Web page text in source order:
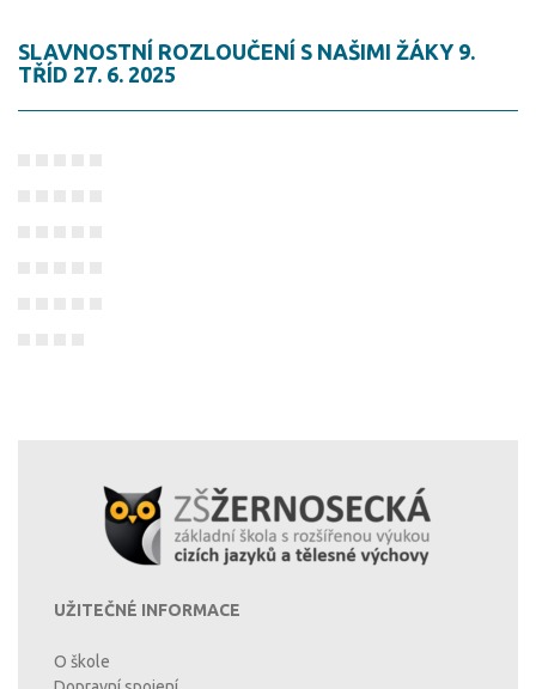
SLAVNOSTNÍ ROZLOUČENÍ S NAŠIMI ŽÁKY 9.
TŘÍD 27. 6. 2025
UŽITEČNÉ INFORMACE
O škole